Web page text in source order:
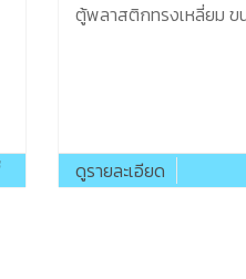
ตู้พลาสติกทรงเหลี่ยม ข
ดูรายละเอียด